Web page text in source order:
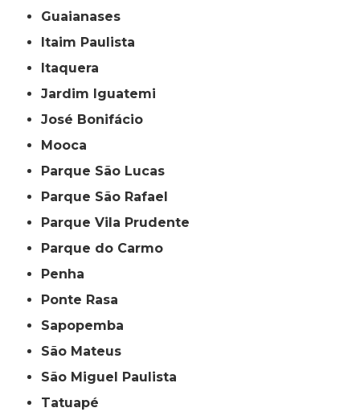
Guaianases
Itaim Paulista
Itaquera
Jardim Iguatemi
José Bonifácio
Mooca
Parque São Lucas
Parque São Rafael
Parque Vila Prudente
Parque do Carmo
Penha
Ponte Rasa
Sapopemba
São Mateus
São Miguel Paulista
Tatuapé